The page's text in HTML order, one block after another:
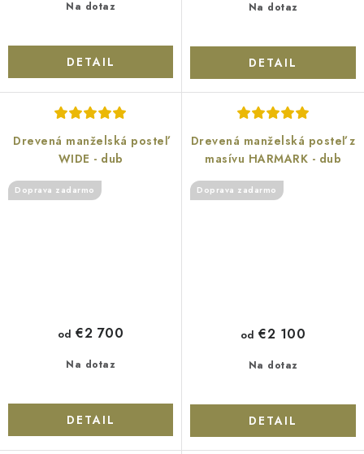
Na dotaz
DETAIL
Na dotaz
DETAIL
Drevená manželská posteľ
WIDE - dub
Doprava zadarmo
Na dotaz
od €2 700
DETAIL
Drevená manželská posteľ z
masívu HARMARK - dub
Doprava zadarmo
Na dotaz
od €2 100
DETAIL